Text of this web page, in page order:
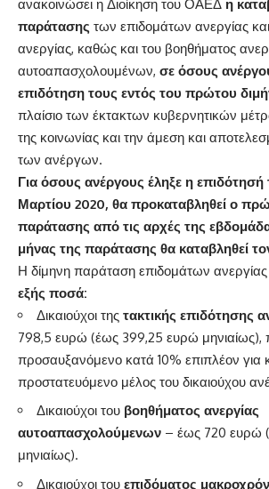
ανακοινώσει η Διοίκηση του ΟΑΕΔ η
παράτασης των επιδομάτων ανεργίας
ανεργίας, καθώς και του βοηθήματος
αυτοαπασχολουμένων, σε όσους
επιδότηση τους εντός του πρώτου
πλαίσιο των έκτακτων κυβερνητικών
της κοινωνίας και την άμεση και
των ανέργων.
Για όσους ανέργους έληξε η επιδότησή
Μαρτίου 2020, θα προκαταβληθεί ο
παράτασης από τις αρχές της
μήνας της παράτασης θα καταβληθεί
Η δίμηνη παράταση επιδομάτων ανεργίας
εξής ποσά:
Δικαιούχοι της τακτικής επιδότησης
798,5 ευρώ (έως 399,25 ευρώ μηνιαίως),
προσαυξανόμενο κατά 10% επιπλέον για
προστατευόμενο μέλος του δικαιούχου
Δικαιούχοι του βοηθήματος ανεργίας
αυτοαπασχολούμενων – έως 720 ευρώ
μηνιαίως).
Δικαιούχοι του επιδόματος